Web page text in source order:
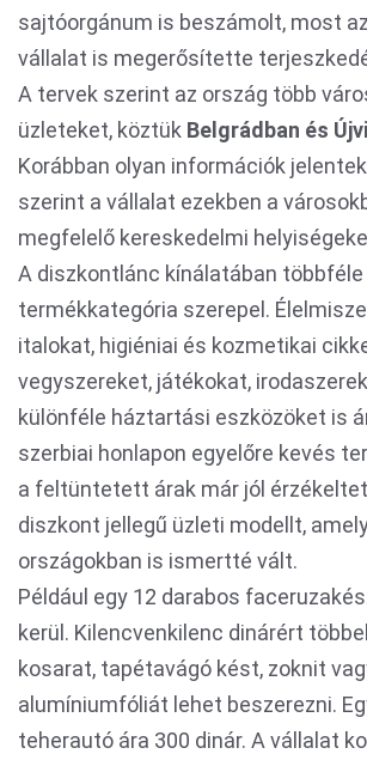
sajtóorgánum is beszámolt, most
vállalat is megerősítette
A tervek szerint az ország több
üzleteket, köztük Belgrádban és
Korábban olyan információk
szerint a vállalat ezekben a
megfelelő kereskedelmi
A diszkontlánc kínálatában többféle
termékkategória szerepel.
italokat, higiéniai és kozmetikai
vegyszereket, játékokat,
különféle háztartási eszközöket is
szerbiai honlapon egyelőre kevés
a feltüntetett árak már jól
diszkont jellegű üzleti modellt,
országokban is ismertté vált.
Például egy 12 darabos
kerül. Kilencvenkilenc dinárért
kosarat, tapétavágó kést, zoknit
alumíniumfóliát lehet beszerezni.
teherautó ára 300 dinár. A vállalat